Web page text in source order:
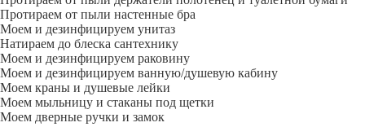
Протираем от пыли настенные бра
Моем и дезинфицируем унитаз
Натираем до блеска сантехнику
Моем и дезинфицируем раковину
Моем и дезинфицируем ванную/душевую кабину
Моем краны и душевые лейки
Моем мыльницу и стаканы под щетки
Моем дверные ручки и замок